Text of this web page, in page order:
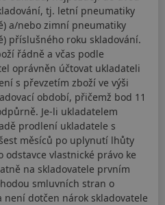
tj. letní pneumatiky
a/nebo zimní pneumatiky
příslušného roku skladování.
řádně a včas podle
oprávněn účtovat ukladateli
s převzetím zboží ve výši
období, přičemž bod 11
Je-li ukladatelem
prodlení ukladatele s
měsíců po uplynutí lhůty
vlastnické právo ke
na skladovatele prvním
smluvních stran o
dotčen nárok skladovatele